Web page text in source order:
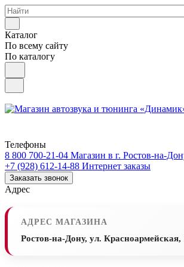
Каталог
По всему сайту
По каталогу
Телефоны
8 800 700-21-04 Магазин в г. Ростов-на-
+7 (928) 612-14-88 Интернет заказы
Заказать звонок
Адрес
АДРЕС МАГАЗИНА
Ростов-на-Дону, ул. Красноармейская,